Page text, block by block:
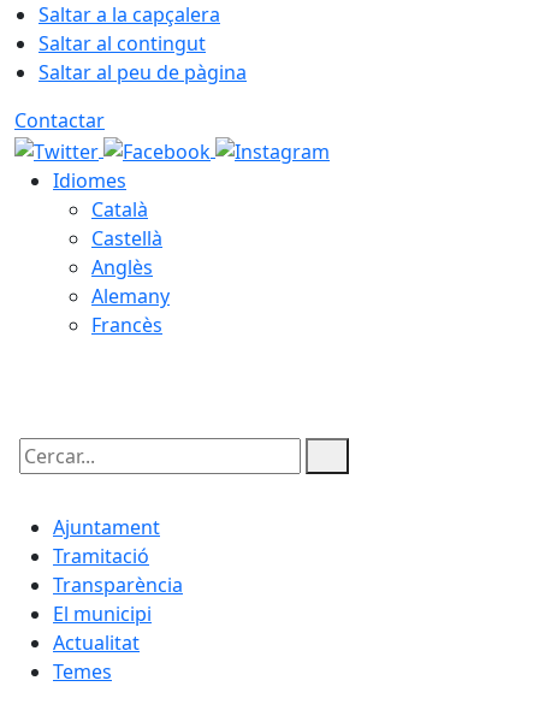
Saltar a la capçalera
Saltar al contingut
Saltar al peu de pàgina
Contactar
Idiomes
Català
Castellà
Anglès
Alemany
Francès
Cercar:
Ajuntament
Tramitació
Transparència
El municipi
Actualitat
Temes